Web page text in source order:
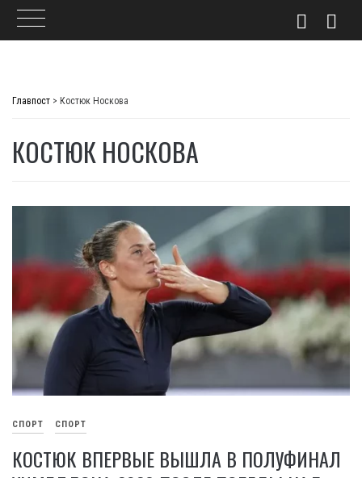
Главпост > Костюк Носкова
КОСТЮК НОСКОВА
СПОРТ СПОРТ
КОСТЮК ВПЕРВЫЕ ВЫШЛА В ПОЛУФИНАЛ